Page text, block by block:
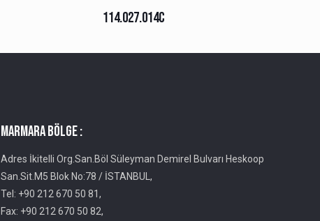
114.027.014C
MARMARA BÖLGE :
Adres İkitelli Org.San.Böl Süleyman Demirel Bulvarı Heskoop
San.Sit.M5 Blok No:78 / İSTANBUL,
Tel: +90 212 670 50 81,
Fax: +90 212 670 50 82,